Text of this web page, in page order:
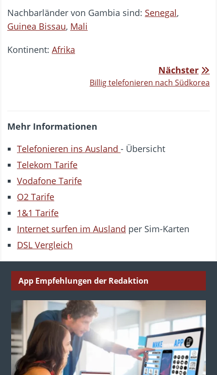
Nachbarländer von Gambia sind: Senegal,
Guinea Bissau, Mali
Kontinent: Afrika
Nächster
Billig telefonieren nach Südkorea
Mehr Informationen
Telefonieren ins Ausland - Übersicht
Telekom Tarife
Vodafone Tarife
O2 Tarife
1&1 Tarife
Internet surfen im Ausland per Sim-Karten
DSL Vergleich
App Empfehlungen der Redaktion